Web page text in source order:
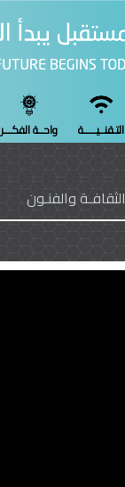
التـقنــيـــــة واحــة الفكـــر
الثقافـة والفنـون